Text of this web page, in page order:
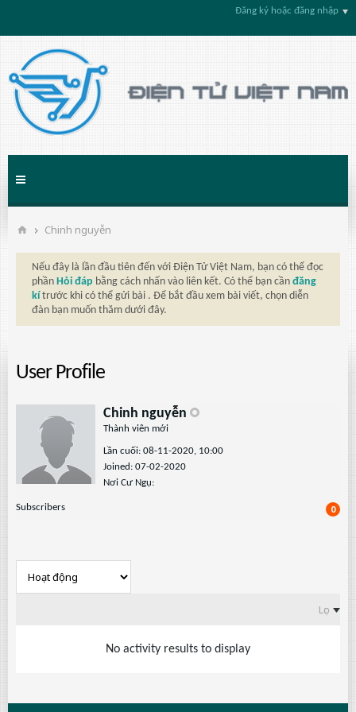
Đăng ký hoặc đăng nhập
Chinh nguyễn
Nếu đây là lần đầu tiên đến với Điện Tử Việt Nam, bạn có thể đọc
phần Hỏi đáp bằng cách nhấn vào liên kết. Có thể bạn cần đăng
kí trước khi có thể gửi bài . Để bắt đầu xem bài viết, chọn diễn
đàn bạn muốn thăm dưới đây.
User Profile
Chinh nguyễn
Thành viên mới
Lần cuối: 08-11-2020, 10:00
Joined: 07-02-2020
Nơi Cư Ngụ:
Subscribers 0
Lọc
No activity results to display